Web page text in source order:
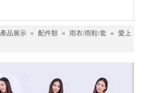
產品展示 » 配件類 » 雨衣/雨鞋/套 » 愛上